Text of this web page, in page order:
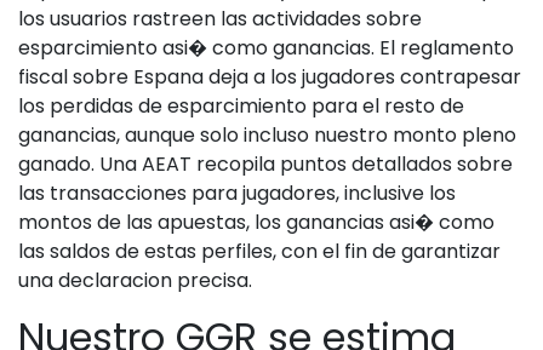
los usuarios rastreen las actividades sobre
esparcimiento asi� como ganancias. El reglamento
fiscal sobre Espana deja a los jugadores contrapesar
los perdidas de esparcimiento para el resto de
ganancias, aunque solo incluso nuestro monto pleno
ganado. Una AEAT recopila puntos detallados sobre
las transacciones para jugadores, inclusive los
montos de las apuestas, los ganancias asi� como
las saldos de estas perfiles, con el fin de garantizar
una declaracion precisa.
Nuestro GGR se estima